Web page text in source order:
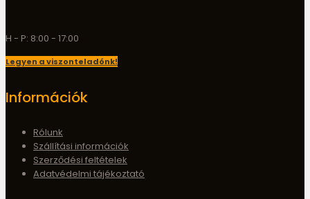
H - P: 8:00 - 17:00
Legyen a viszonteladónk!
Információk
Rólunk
Szállítási információk
Szerződési feltételek
Adatvédelmi tájékoztató